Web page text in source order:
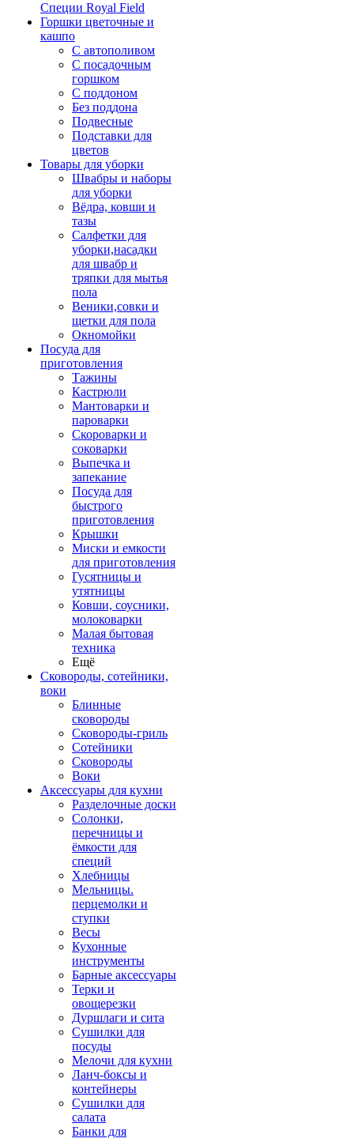
Специи Royal Field
Горшки цветочные и
кашпо
С автополивом
С посадочным
горшком
С поддоном
Без поддона
Подвесные
Подставки для
цветов
Товары для уборки
Швабры и наборы
для уборки
Вёдра, ковши и
тазы
Салфетки для
уборки,насадки
для швабр и
тряпки для мытья
пола
Веники,совки и
щетки для пола
Окномойки
Посуда для
приготовления
Тажины
Кастрюли
Мантоварки и
пароварки
Скороварки и
соковарки
Выпечка и
запекание
Посуда для
быстрого
приготовления
Крышки
Миски и емкости
для приготовления
Гусятницы и
утятницы
Ковши, соусники,
молоковарки
Малая бытовая
техника
Ещё
Сковороды, сотейники,
воки
Блинные
сковороды
Сковороды-гриль
Сотейники
Сковороды
Воки
Аксессуары для кухни
Разделочные доски
Солонки,
перечницы и
ёмкости для
специй
Хлебницы
Мельницы.
перцемолки и
ступки
Весы
Кухонные
инструменты
Барные аксессуары
Терки и
овощерезки
Дуршлаги и сита
Сушилки для
посуды
Мелочи для кухни
Ланч-боксы и
контейнеры
Сушилки для
салата
Банки для